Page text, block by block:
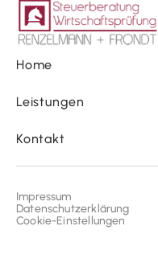
Home
Leistungen
Kontakt
Impressum
Datenschutzerklärung
Cookie-Einstellungen